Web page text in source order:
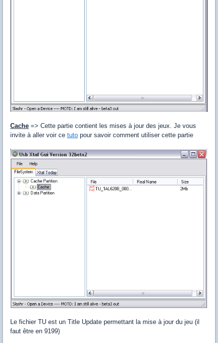
Cache => Cette partie contient les mises à jour des jeux. Je vous
invite à aller voir ce tuto pour savoir comment utiliser cette partie
Le fichier TU est un Title Update permettant la mise à jour du jeu (il
faut être en 9199)